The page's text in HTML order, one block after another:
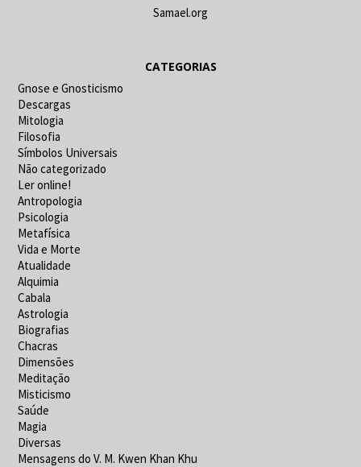
Samael.org
CATEGORIAS
Gnose e Gnosticismo
Descargas
Mitologia
Filosofia
Símbolos Universais
Não categorizado
Ler online!
Antropologia
Psicologia
Metafísica
Vida e Morte
Atualidade
Alquimia
Cabala
Astrologia
Biografias
Chacras
Dimensões
Meditação
Misticismo
Saúde
Magia
Diversas
Mensagens do V. M. Kwen Khan Khu